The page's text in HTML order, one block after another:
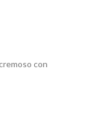
con